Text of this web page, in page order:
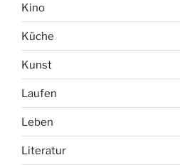
Kino
Küche
Kunst
Laufen
Leben
Literatur